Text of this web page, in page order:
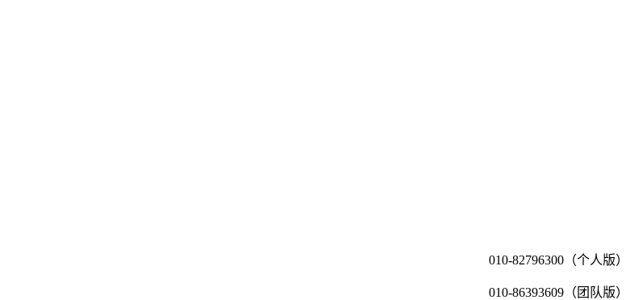
010-82796300（个人版）
010-86393609（团队版）